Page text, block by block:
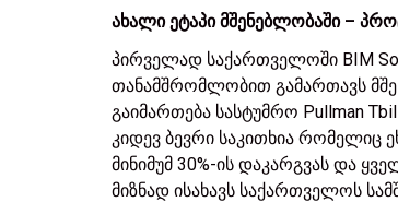
ახალი ეტაპი მშენებლობაში –
პირველად საქართველოში BIM
თანამშრომლობით გამართავს
გაიმართება სასტუმრო Pullman
კიდევ ბევრი საკითხია რომელიც
მინიმუმ 30%-ის დაკარგვას და
მიზნად ისახავს საქართველოს